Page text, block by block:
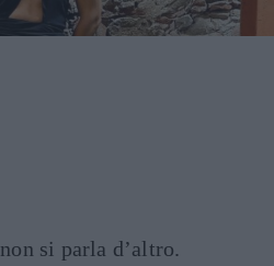
non si parla d’altro.